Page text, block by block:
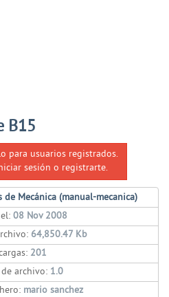
B15
para usuarios registrados.
sesión o registrarte.
de Mecánica (manual-mecanica)
08 Nov 2008
64,850.47 Kb
201
archivo: 1.0
mario sanchez